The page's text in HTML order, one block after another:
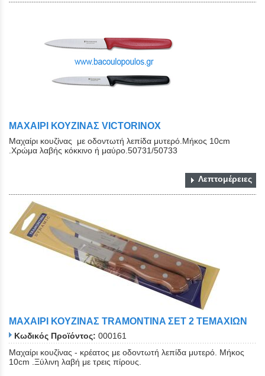
ΜΑΧΑΙΡΙ ΚΟΥΖΙΝΑΣ VICTORINOX
Mαχαίρι κουζίνας με οδοντωτή λεπίδα μυτερό.Μήκος 10cm
.Χρώμα λαβής κόκκινο ή μαύρο.50731/50733
Λεπτομέρειες
ΜΑΧΑΙΡΙ ΚΟΥΖΙΝΑΣ TRAMONTINA ΣΕΤ 2 ΤΕΜΑΧΙΩΝ
Κωδικός Προϊόντος: 000161
Μαχαίρι κουζίνας - κρέατος με οδοντωτή λεπίδα μυτερό. Μήκος
10cm .Ξύλινη λαβή με τρεις πίρους.